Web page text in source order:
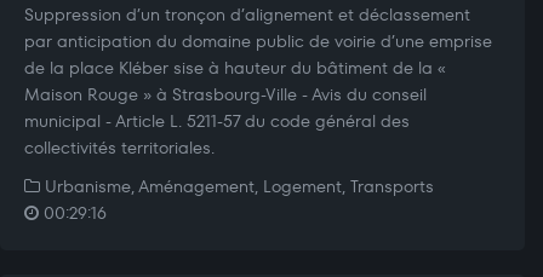
Suppression d’un tronçon d’alignement et déclassement
par anticipation du domaine public de voirie d’une emprise
de la place Kléber sise à hauteur du bâtiment de la «
Maison Rouge » à Strasbourg-Ville - Avis du conseil
municipal - Article L. 5211-57 du code général des
collectivités territoriales.
Urbanisme, Aménagement, Logement, Transports
00:29:16